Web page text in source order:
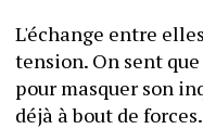
L'échange entre
tension. On sent
pour masquer son
déjà à bout de forces.